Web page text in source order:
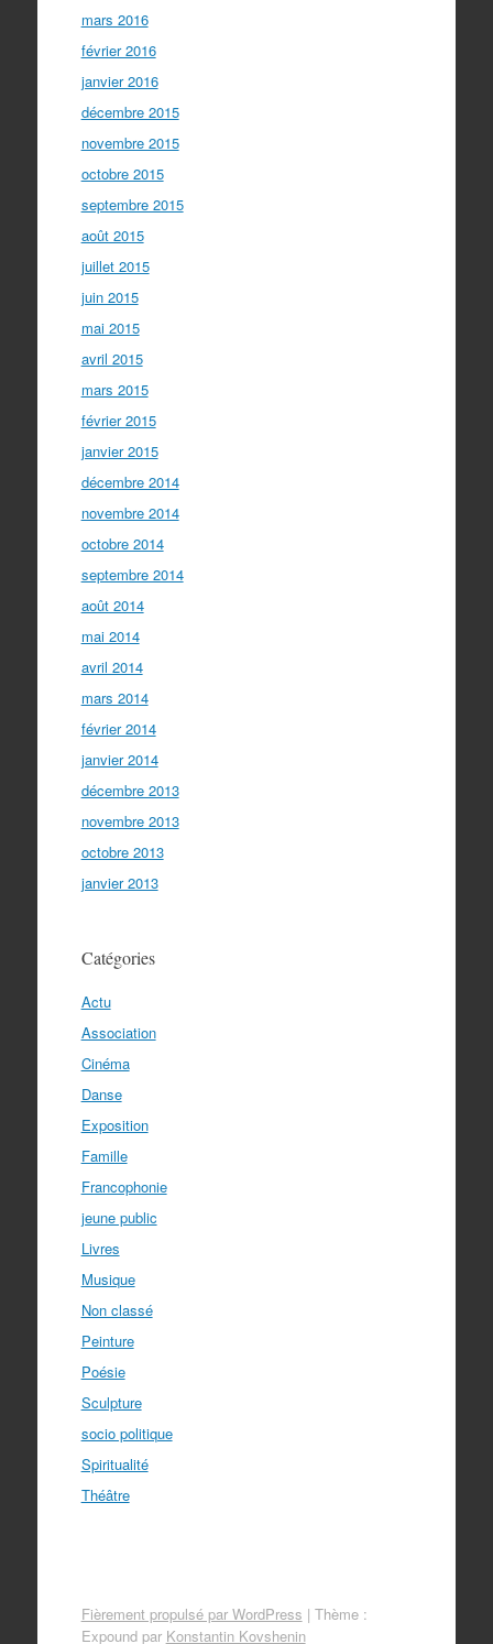
mars 2016
février 2016
janvier 2016
décembre 2015
novembre 2015
octobre 2015
septembre 2015
août 2015
juillet 2015
juin 2015
mai 2015
avril 2015
mars 2015
février 2015
janvier 2015
décembre 2014
novembre 2014
octobre 2014
septembre 2014
août 2014
mai 2014
avril 2014
mars 2014
février 2014
janvier 2014
décembre 2013
novembre 2013
octobre 2013
janvier 2013
Catégories
Actu
Association
Cinéma
Danse
Exposition
Famille
Francophonie
jeune public
Livres
Musique
Non classé
Peinture
Poésie
Sculpture
socio politique
Spiritualité
Théâtre
Fièrement propulsé par WordPress | Thème :
Expound par Konstantin Kovshenin